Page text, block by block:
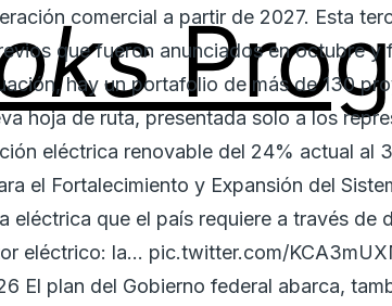
comercial a partir de 2027. Esta
que fueron anunciados en octubre y
hay un portafolio de más de 130
hoja de ruta, presentada solo a los
eléctrica renovable del 24% actual al
el Fortalecimiento y Expansión del
eléctrica que el país requiere a través de
eléctrico: la… pic.twitter.com/
El plan del Gobierno federal abarca,